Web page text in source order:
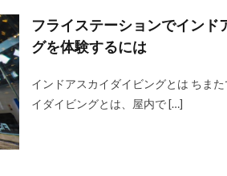
フライステーションでインド
グを体験するには
インドアスカイダイビングとは ちま
イダイビングとは、屋内で […]